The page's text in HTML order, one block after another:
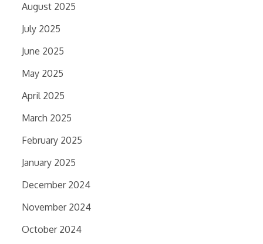
August 2025
July 2025
June 2025
May 2025
April 2025
March 2025
February 2025
January 2025
December 2024
November 2024
October 2024